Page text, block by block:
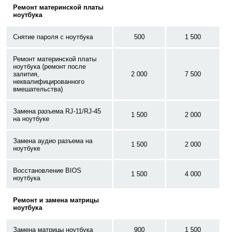
Ремонт материнской платы
ноутбука
Снятие пароля с ноутбука 500 1 500
Ремонт материнской платы
ноутбука (ремонт после
залития,
неквалифицированного
вмешательства)
2 000 7 500
Замена разъема RJ-11/RJ-45
на ноутбуке
1 500 2 000
Замена аудио разъема на
ноутбуке
1 500 2 000
Восстановление BIOS
ноутбука
1 500 4 000
Ремонт и замена матрицы
ноутбука
Замена матрицы ноутбука 900 1 500